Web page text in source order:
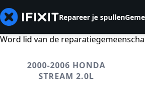
Repareer je spullen
Word lid van de
2000-2006 HONDA
STREAM 2.0L